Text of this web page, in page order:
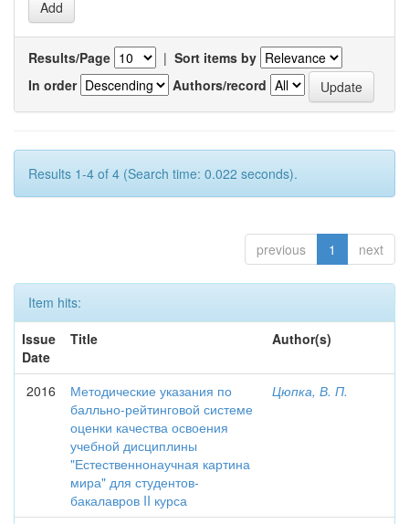
Results/Page | Sort items by
In order
Authors/record
Results 1-4 of 4 (Search time: 0.022 seconds).
previous 1 next
Item hits:
Issue
Date
Title Author(s)
2016
Методические указания по
балльно-рейтинговой системе
оценки качества освоения
учебной дисциплины
"Естественнонаучная картина
мира" для студентов-
бакалавров II курса
Цюпка, В. П.